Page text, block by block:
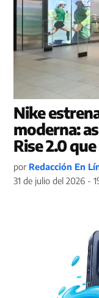
Nike
moderna:
Rise 2.0
por Redacción En
31 de julio del 2026 -